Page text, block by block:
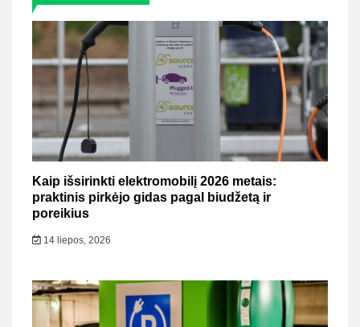
Kaip išsirinkti elektromobilį 2026 metais:
praktinis pirkėjo gidas pagal biudžetą ir
poreikius
14 liepos, 2026